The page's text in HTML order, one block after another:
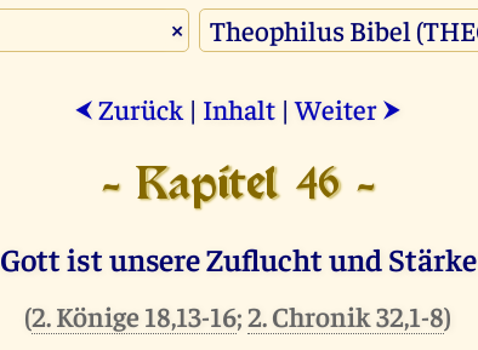
×
⮜ Zurück | Inhalt |Weiter ⮞
- Kapitel 46 -
Gott ist unsere Zuflucht und Stärke
(2. Könige 18,13-16; 2. Chronik 32,1-8)